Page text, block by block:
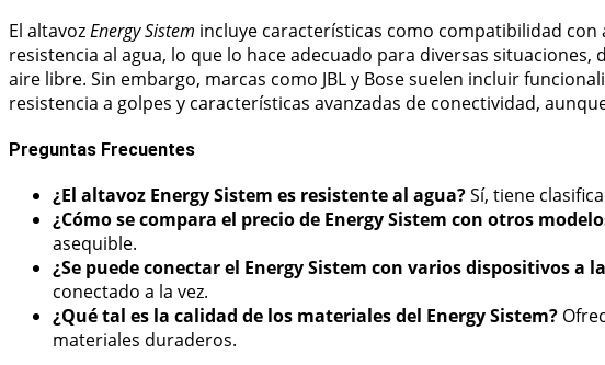
El altavozEnergy Sistem incluye características como compatibilidad con
resistencia al agua, lo que lo hace adecuado para diversas situaciones,
aire libre. Sin embargo, marcas como JBL y Bose suelen incluir
resistencia a golpes y características avanzadas de conectividad,
Preguntas Frecuentes
¿El altavoz Energy Sistem es resistente al agua?Sí, tiene
¿Cómo se compara el precio de Energy Sistem con otros
asequible.
¿Se puede conectar el Energy Sistem con varios dispositivos a
conectado a la vez.
¿Qué tal es la calidad de los materiales del Energy Sistem?
materiales duraderos.